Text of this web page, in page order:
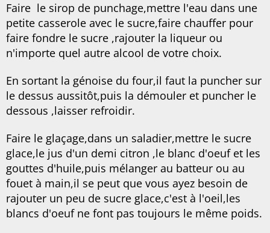
Faire le sirop de punchage,mettre l'eau dans une
petite casserole avec le sucre,faire chauffer pour
faire fondre le sucre ,rajouter la liqueur ou
n'importe quel autre alcool de votre choix.
En sortant la génoise du four,il faut la puncher sur
le dessus aussitôt,puis la démouler et puncher le
dessous ,laisser refroidir.
Faire le glaçage,dans un saladier,mettre le sucre
glace,le jus d'un demi citron ,le blanc d'oeuf et les
gouttes d'huile,puis mélanger au batteur ou au
fouet à main,il se peut que vous ayez besoin de
rajouter un peu de sucre glace,c'est à l'oeil,les
blancs d'oeuf ne font pas toujours le même poids.